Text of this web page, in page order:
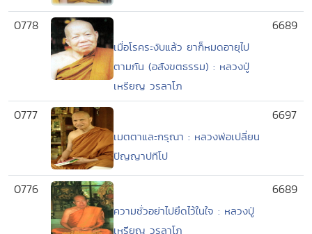
0778
เมื่อโรคระงับแล้ว ยาก็หมดอายุไป
ตามกัน (อสังขตธรรม) : หลวงปู่
เหรียญ วรลาโภ
6689
0777
เมตตาและกรุณา : หลวงพ่อเปลี่ยน
ปัญญาปทีโป
6697
0776
ความชั่วอย่าไปยึดไว้ในใจ : หลวงปู่
เหรียญ วรลาโภ
6689